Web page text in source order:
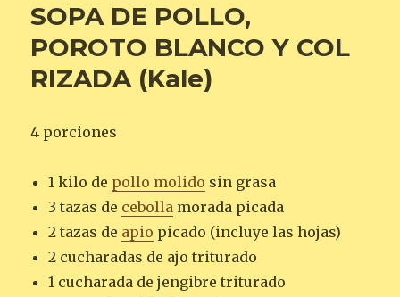
SOPA DE POLLO,
POROTO BLANCO Y COL
RIZADA (Kale)
4 porciones
1 kilo de pollo molido sin grasa
3 tazas de cebolla morada picada
2 tazas de apio picado (incluye las hojas)
2 cucharadas de ajo triturado
1 cucharada de jengibre triturado